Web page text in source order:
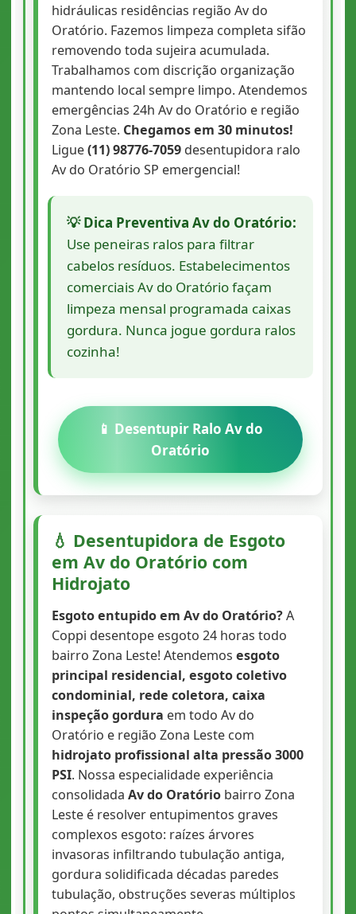
hidráulicas residências região Av do
Oratório. Fazemos limpeza completa sifão
removendo toda sujeira acumulada.
Trabalhamos com discrição organização
mantendo local sempre limpo. Atendemos
emergências 24h Av do Oratório e região
Zona Leste. Chegamos em 30 minutos!
Ligue(11) 98776-7059desentupidora ralo
Av do Oratório SP emergencial!
💡 Dica Preventiva Av do Oratório:
Use peneiras ralos para filtrar
cabelos resíduos. Estabelecimentos
comerciais Av do Oratório façam
limpeza mensal programada caixas
gordura. Nunca jogue gordura ralos
cozinha!
📱 Desentupir Ralo Av do
Oratório
💧 Desentupidora de Esgoto
em Av do Oratório com
Hidrojato
Esgoto entupido em Av do Oratório?A
Coppi desentope esgoto 24 horas todo
bairro Zona Leste! Atendemos esgoto
principal residencial, esgoto coletivo
condominial, rede coletora, caixa
inspeção gordura em todo Av do
Oratório e região Zona Leste com
hidrojato profissional alta pressão 3000
PSI. Nossa especialidade experiência
consolidada Av do Oratóriobairro Zona
Leste é resolver entupimentos graves
complexos esgoto: raízes árvores
invasoras infiltrando tubulação antiga,
gordura solidificada décadas paredes
tubulação, obstruções severas múltiplos